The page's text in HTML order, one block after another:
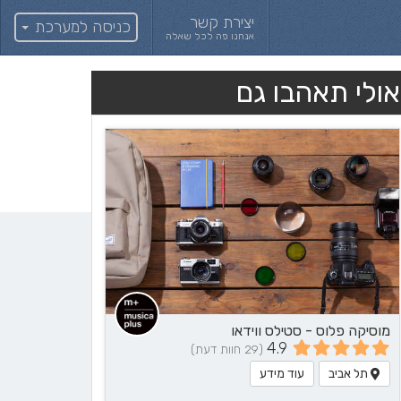
יצירת קשר
אנחנו פה לכל שאלה כניסה למערכת
אולי תאהבו גם
מוסיקה פלוס - סטילס ווידאו
4.9 (29 חוות דעת)
תל אביב עוד מידע